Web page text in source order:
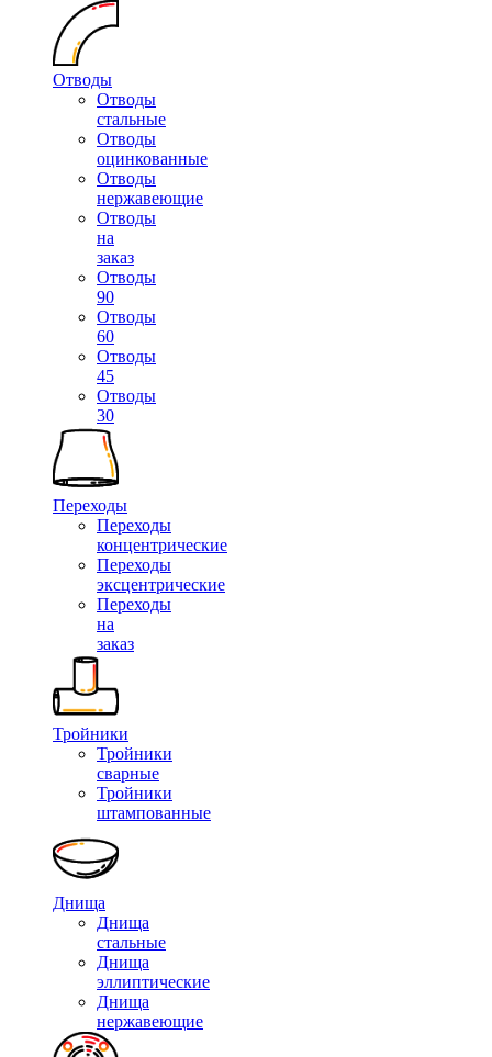
Отводы
Отводы
стальные
Отводы
оцинкованные
Отводы
нержавеющие
Отводы
на
заказ
Отводы
90
Отводы
60
Отводы
45
Отводы
30
Переходы
Переходы
концентрические
Переходы
эксцентрические
Переходы
на
заказ
Тройники
Тройники
сварные
Тройники
штампованные
Днища
Днища
стальные
Днища
эллиптические
Днища
нержавеющие